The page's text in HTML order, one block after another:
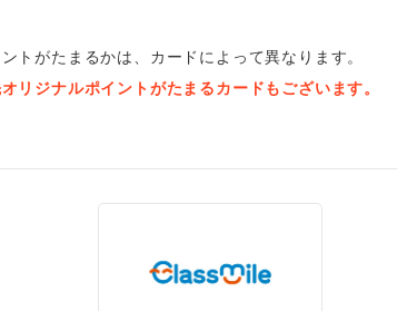
トがたまるかは、カードによって異なります。
リジナルポイントがたまるカードもございます。